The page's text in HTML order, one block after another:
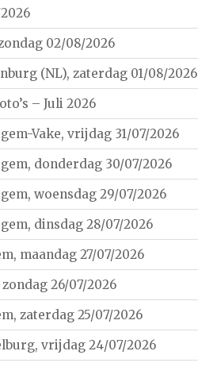
02/08/2026
(NL), zaterdag 01/08/2026
– Juli 2026
Vake, vrijdag 31/07/2026
donderdag 30/07/2026
woensdag 29/07/2026
dinsdag 28/07/2026
maandag 27/07/2026
26/07/2026
zaterdag 25/07/2026
vrijdag 24/07/2026